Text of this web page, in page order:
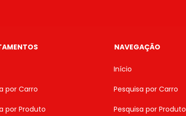
por Carro
por Produto
NAVEGAÇÃO
Início
Pesquisa por Carro
Pesquisa por Produto